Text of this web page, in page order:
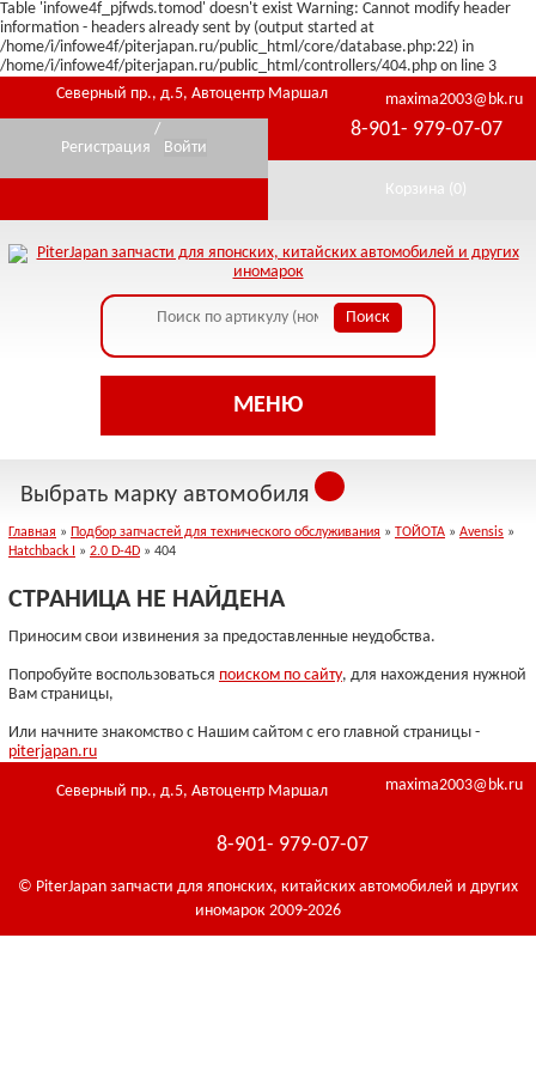
Table 'infowe4f_pjfwds.tomod' doesn't exist Warning: Cannot modify header
information - headers already sent by (output started at
/home/i/infowe4f/piterjapan.ru/public_html/core/database.php:22) in
/home/i/infowe4f/piterjapan.ru/public_html/controllers/404.php on line 3
Северный пр., д.5, Автоцентр Маршал
maxima2003@bk.ru
8-901- 979-07-07
Регистрация
/
Войти
Корзина (0)
МЕНЮ
Выбрать марку автомобиля
Главная » Подбор запчастей для технического обслуживания » ТОЙОТА » Avensis »
Hatchback I
» 2.0 D-4D » 404
СТРАНИЦА НЕ НАЙДЕНА
Приносим свои извинения за предоставленные неудобства.
Попробуйте воспользоваться поиском по сайту, для нахождения нужной
Вам страницы,
Или начните знакомство с Нашим сайтом с его главной страницы -
piterjapan.ru
Северный пр., д.5, Автоцентр Маршал maxima2003@bk.ru
8-901- 979-07-07
© PiterJapan запчасти для японских, китайских автомобилей и других
иномарок 2009-2026